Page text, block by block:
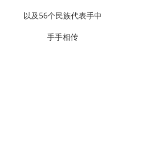
以及56个民族代表手中
手手相传